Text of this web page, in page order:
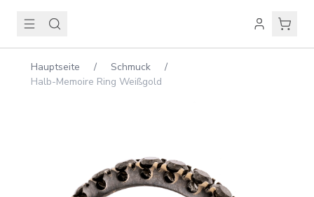
Hauptseite / Schmuck
/
Halb-Memoire Ring Weißgold